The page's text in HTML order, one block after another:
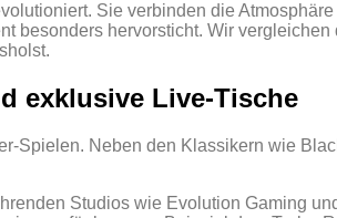
Sie verbinden die
besonders hervorsticht. Wir
exklusive Live‑Tische
Neben den Klassikern wie
Studios wie Evolution Gaming